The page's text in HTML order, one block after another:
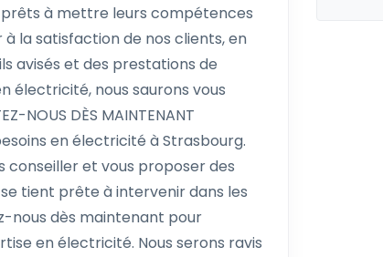
prêts à mettre leurs compétences
la satisfaction de nos clients, en
avisés et des prestations de
électricité, nous saurons vous
NOUS DÈS MAINTENANT
en électricité à Strasbourg.
conseiller et vous proposer des
tient prête à intervenir dans les
nous dès maintenant pour
en électricité. Nous serons ravis